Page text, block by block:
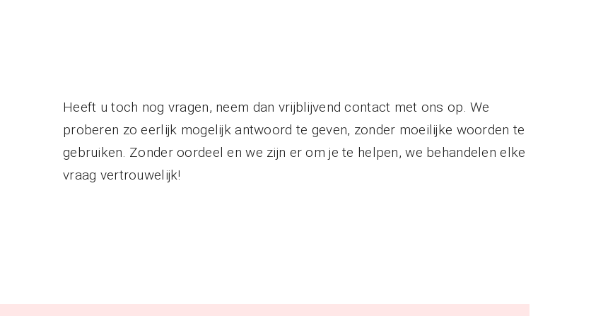
Heeft u toch nog vragen, neem dan vrijblijvend contact met ons op. We
proberen zo eerlijk mogelijk antwoord te geven, zonder moeilijke woorden te
gebruiken. Zonder oordeel en we zijn er om je te helpen, we behandelen elke
vraag vertrouwelijk!